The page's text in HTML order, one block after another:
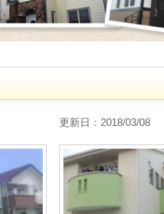
更新日：2018/03/08